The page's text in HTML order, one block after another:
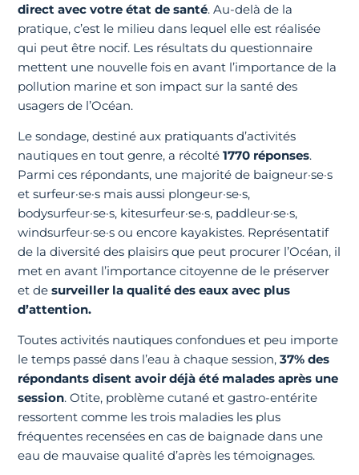
direct avec votre état de santé. Au-delà de la
pratique, c’est le milieu dans lequel elle est réalisée
qui peut être nocif. Les résultats du questionnaire
mettent une nouvelle fois en avant l’importance de la
pollution marine et son impact sur la santé des
usagers de l’Océan.
Le sondage, destiné aux pratiquants d’activités
nautiques en tout genre, a récolté1770 réponses.
Parmi ces répondants, une majorité de baigneur·se·s
et surfeur·se·s mais aussi plongeur·se·s,
bodysurfeur·se·s, kitesurfeur·se·s, paddleur·se·s,
windsurfeur·se·s ou encore kayakistes. Représentatif
de la diversité des plaisirs que peut procurer l’Océan, il
met en avant l’importance citoyenne de le préserver
et desurveiller la qualité des eaux avec plus
d’attention.
Toutes activités nautiques confondues et peu importe
le temps passé dans l’eau à chaque session,37% des
répondants disent avoir déjà été malades après une
session. Otite, problème cutané et gastro-entérite
ressortent comme les trois maladies les plus
fréquentes recensées en cas de baignade dans une
eau de mauvaise qualité d’après les témoignages.